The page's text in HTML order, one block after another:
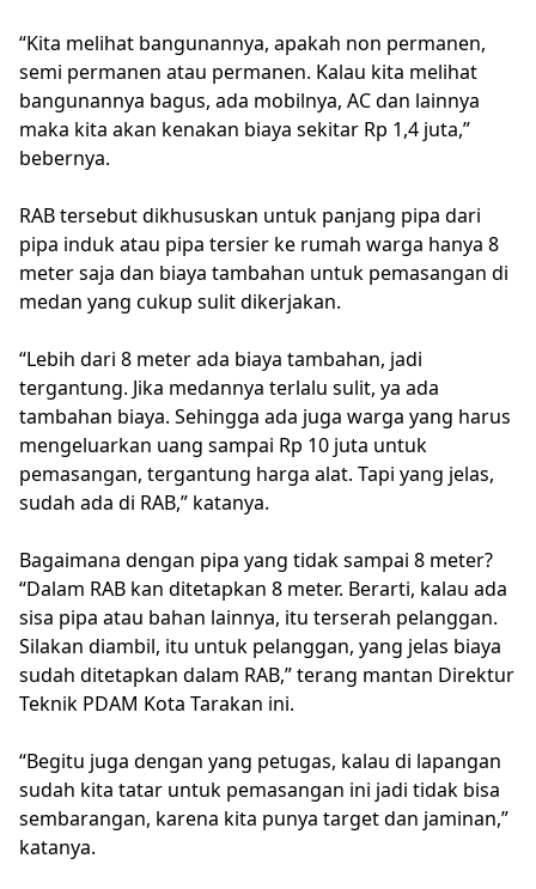
“Kita melihat bangunannya, apakah non permanen,
semi permanen atau permanen. Kalau kita melihat
bangunannya bagus, ada mobilnya, AC dan lainnya
maka kita akan kenakan biaya sekitar Rp 1,4 juta,”
bebernya.
RAB tersebut dikhususkan untuk panjang pipa dari
pipa induk atau pipa tersier ke rumah warga hanya 8
meter saja dan biaya tambahan untuk pemasangan di
medan yang cukup sulit dikerjakan.
“Lebih dari 8 meter ada biaya tambahan, jadi
tergantung. Jika medannya terlalu sulit, ya ada
tambahan biaya. Sehingga ada juga warga yang harus
mengeluarkan uang sampai Rp 10 juta untuk
pemasangan, tergantung harga alat. Tapi yang jelas,
sudah ada di RAB,” katanya.
Bagaimana dengan pipa yang tidak sampai 8 meter?
“Dalam RAB kan ditetapkan 8 meter. Berarti, kalau ada
sisa pipa atau bahan lainnya, itu terserah pelanggan.
Silakan diambil, itu untuk pelanggan, yang jelas biaya
sudah ditetapkan dalam RAB,” terang mantan Direktur
Teknik PDAM Kota Tarakan ini.
“Begitu juga dengan yang petugas, kalau di lapangan
sudah kita tatar untuk pemasangan ini jadi tidak bisa
sembarangan, karena kita punya target dan jaminan,”
katanya.